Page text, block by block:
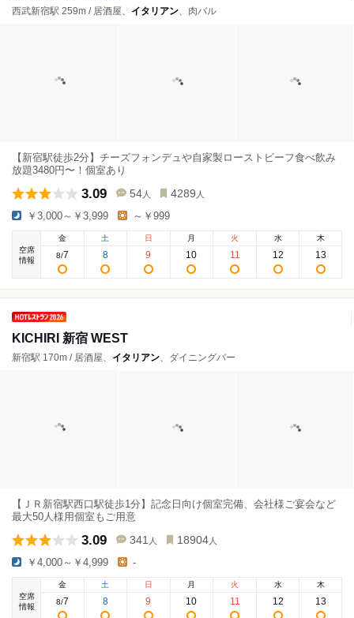
西武新宿駅 259m / 居酒屋、 イタリアン、肉バル
【新宿駅徒歩2分】チーズフォンデュや自家製ローストビーフ食べ飲み
放題3480円〜！個室あり
3.09 54 人 4289 人
￥3,000～￥3,999 ～￥999
空席
情報
金
8/7
土
8
日
9
月
10
火
11
水
12
木
13
KICHIRI 新宿 WEST
新宿駅 170m / 居酒屋、 イタリアン、ダイニングバー
【ＪＲ新宿駅西口駅徒歩1分】記念日向け個室完備、会社様ご宴会など
最大50人様用個室もご用意
3.09 341 人 18904 人
￥4,000～￥4,999 -
空席
情報
金
8/7
土
8
日
9
月
10
火
11
水
12
木
13